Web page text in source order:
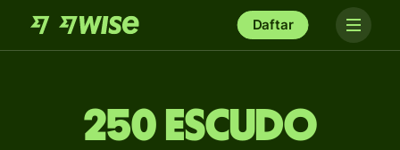
Daftar
250 escudo